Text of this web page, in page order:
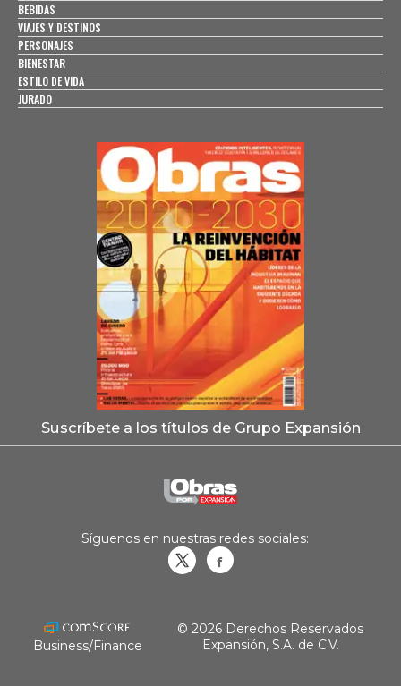
BEBIDAS
VIAJES Y DESTINOS
PERSONAJES
BIENESTAR
ESTILO DE VIDA
JURADO
Suscríbete a los títulos de Grupo Expansión
Síguenos en nuestras redes sociales:
Business/Finance
© 2026 Derechos Reservados
Expansión, S.A. de C.V.